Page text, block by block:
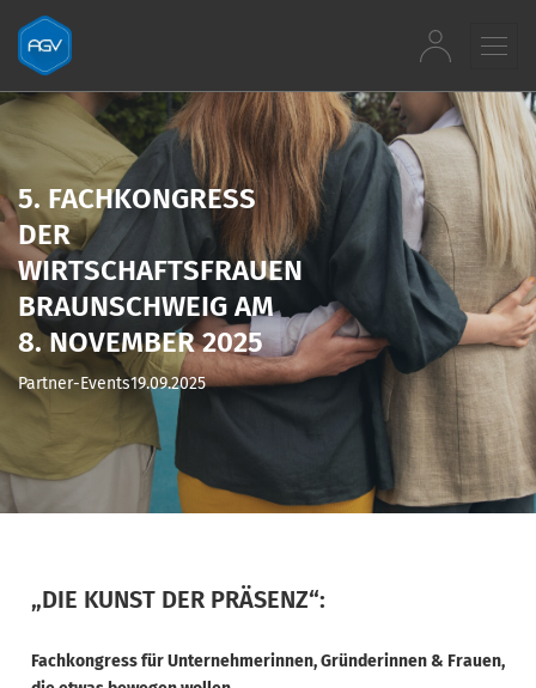
Zum Inhalt springen
5. FACHKONGRESS
DER
WIRTSCHAFTSFRAUEN
BRAUNSCHWEIG AM
8. NOVEMBER 2025
Partner-Events19.09.2025
„DIE KUNST DER PRÄSENZ“:
Fachkongress für Unternehmerinnen, Gründerinnen & Frauen,